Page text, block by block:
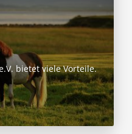
bietet viele Vorteile.